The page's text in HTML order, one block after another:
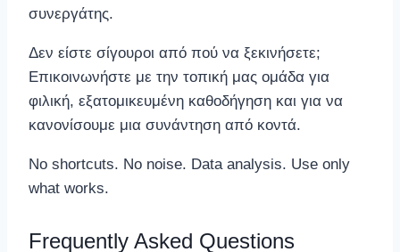
συνεργάτης.
Δεν είστε σίγουροι από πού να ξεκινήσετε;
Επικοινωνήστε με την τοπική μας ομάδα για
φιλική, εξατομικευμένη καθοδήγηση και για να
κανονίσουμε μια συνάντηση από κοντά.
No shortcuts. No noise. Data analysis. Use only
what works.
Frequently Asked Questions